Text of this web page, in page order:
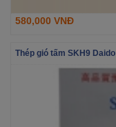
580,000 VNĐ
Thép gió tấm SKH9 Daido